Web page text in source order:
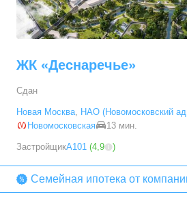
ЖК «Деснаречье»
Сдан
Новая Москва, НАО (Новомосковский
Новомосковская
13 мин.
ЗастройщикА101 (4,9 )
Семейная ипотека от